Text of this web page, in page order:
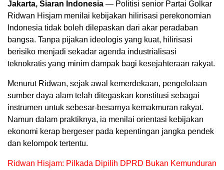
Jakarta, Siaran Indonesia — Politisi senior Partai Golkar
Ridwan Hisjam menilai kebijakan hilirisasi perekonomian
Indonesia tidak boleh dilepaskan dari akar peradaban
bangsa. Tanpa pijakan ideologis yang kuat, hilirisasi
berisiko menjadi sekadar agenda industrialisasi
teknokratis yang minim dampak bagi kesejahteraan rakyat.
Menurut Ridwan, sejak awal kemerdekaan, pengelolaan
sumber daya alam telah ditegaskan konstitusi sebagai
instrumen untuk sebesar-besarnya kemakmuran rakyat.
Namun dalam praktiknya, ia menilai orientasi kebijakan
ekonomi kerap bergeser pada kepentingan jangka pendek
dan kelompok tertentu.
Ridwan Hisjam: Pilkada Dipilih DPRD Bukan Kemunduran